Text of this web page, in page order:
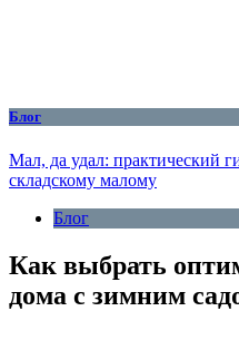
Блог
Мал, да удал: практический
складскому малому
Блог
Как выбрать
дома с зимним